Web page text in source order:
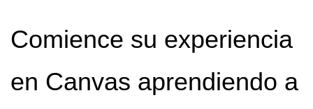
Comience su experiencia
en Canvas aprendiendo a